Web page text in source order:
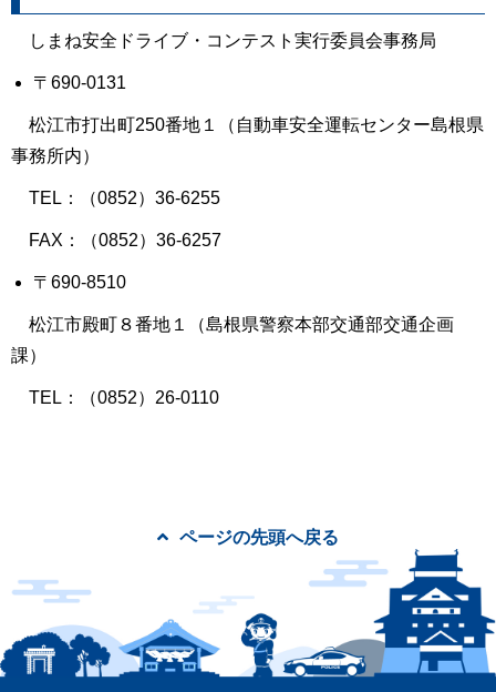
しまね安全ドライブ・コンテスト実行委員会事務局
〒690‐0131
松江市打出町250番地１（自動車安全運転センター島根県
事務所内）
TEL：（0852）36‐6255
FAX：（0852）36‐6257
〒690‐8510
松江市殿町８番地１（島根県警察本部交通部交通企画
課）
TEL：（0852）26‐0110
ページの先頭へ戻る